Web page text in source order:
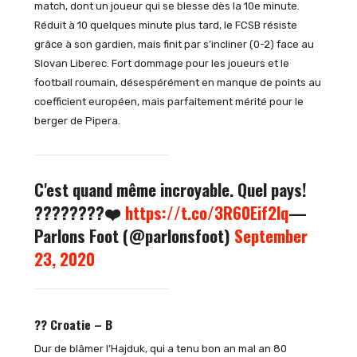
match, dont un joueur qui se blesse dès la 10e minute.
Réduit à 10 quelques minute plus tard, le FCSB résiste
grâce à son gardien, mais finit par s’incliner (0-2) face au
Slovan Liberec. Fort dommage pour les joueurs et le
football roumain, désespérément en manque de points au
coefficient européen, mais parfaitement mérité pour le
berger de Pipera.
C'est quand même incroyable. Quel pays!
????????❤️https://t.co/3R60Eif2lq—
Parlons Foot (@parlonsfoot) September
23, 2020
?? Croatie – B
Dur de blâmer l’Hajduk, qui a tenu bon an mal an 80